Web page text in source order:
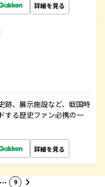
詳細を見る
跡、展示施設など、戦国時
する歴史ファン必携の一
詳細を見る
9